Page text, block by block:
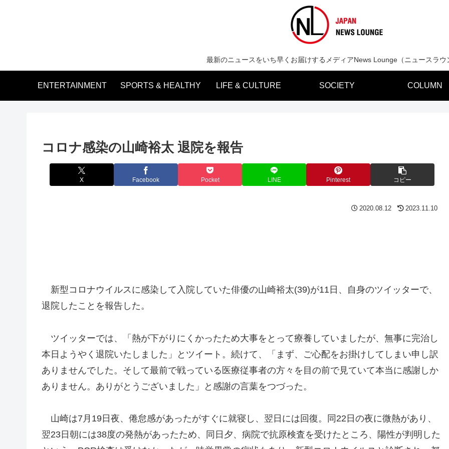
最新のニュースをいち早くお届けするメディアNews Lounge（ニュースラウ
ENTERTAINMENT SPORTS & HEALTHY LIFE & CULTURE SOCIETY COLUMN
コロナ感染の山崎裕太 退院を報告
X Facebook Pocket LINE Pinterest コピー
2020.08.12 2023.11.10
新型コロナウイルスに感染して入院していた俳優の山崎裕太(39)が11日、自身のツイッターで、
退院したことを報告した。
ツイッターでは、「熱が下がりにくかったため大事をとって療養していましたが、無事に完治し
本日ようやく退院いたしました」とツイート。続けて、「まず、ご心配をお掛けしてしまい申し訳
ありませんでした。そして最前で戦っている医療従事者の方々を目の前で見ていて本当に感謝しか
ありません。ありがとうございました」と感謝の言葉をつづった。
山崎は7月19日夜、倦怠感があったがすぐに就寝し、翌日には回復。同22日の夜に微熱があり、
翌23日朝には38度の発熱があったため、同日夕、病院で抗原検査を受けたところ、陽性が判明した